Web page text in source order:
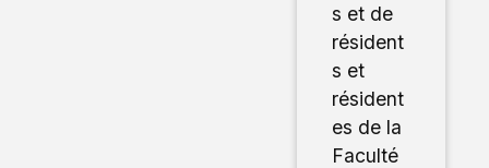
s et de
résident
s et
résident
es de la
Faculté